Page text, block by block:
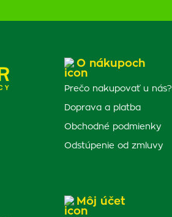
O nákupoch
Prečo nakupovať u nás?
Doprava a platba
Obchodné podmienky
Odstúpenie od zmluvy
Môj účet